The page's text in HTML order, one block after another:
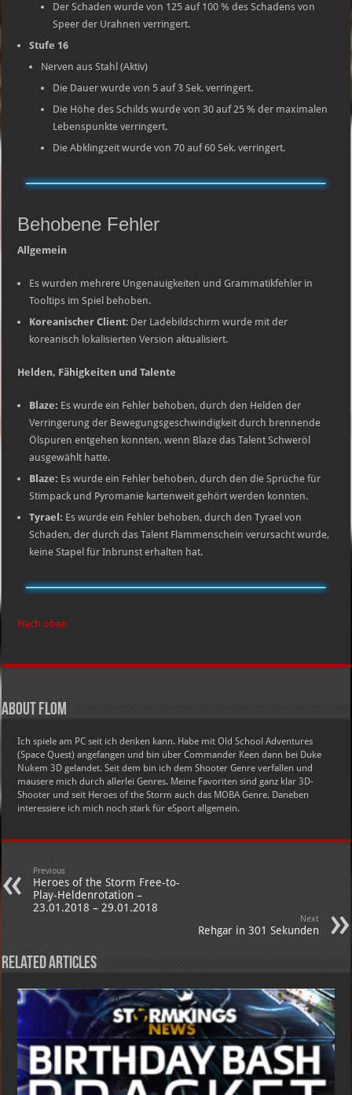
Der Schaden wurde von 125 auf 100 % des Schadens von
Speer der Urahnen verringert.
Stufe 16
Nerven aus Stahl (Aktiv)
Die Dauer wurde von 5 auf 3 Sek. verringert.
Die Höhe des Schilds wurde von 30 auf 25 % der maximalen
Lebenspunkte verringert.
Die Abklingzeit wurde von 70 auf 60 Sek. verringert.
Behobene Fehler
Allgemein
Es wurden mehrere Ungenauigkeiten und Grammatikfehler in
Tooltips im Spiel behoben.
Koreanischer Client: Der Ladebildschirm wurde mit der
koreanisch lokalisierten Version aktualisiert.
Helden, Fähigkeiten und Talente
Blaze: Es wurde ein Fehler behoben, durch den Helden der
Verringerung der Bewegungsgeschwindigkeit durch brennende
Ölspuren entgehen konnten, wenn Blaze das Talent Schweröl
ausgewählt hatte.
Blaze: Es wurde ein Fehler behoben, durch den die Sprüche für
Stimpack und Pyromanie kartenweit gehört werden konnten.
Tyrael: Es wurde ein Fehler behoben, durch den Tyrael von
Schaden, der durch das Talent Flammenschein verursacht wurde,
keine Stapel für Inbrunst erhalten hat.
Nach oben
About Flom
Ich spiele am PC seit ich denken kann. Habe mit Old School Adventures
(Space Quest) angefangen und bin über Commander Keen dann bei Duke
Nukem 3D gelandet. Seit dem bin ich dem Shooter Genre verfallen und
mausere mich durch allerlei Genres. Meine Favoriten sind ganz klar 3D-
Shooter und seit Heroes of the Storm auch das MOBA Genre. Daneben
interessiere ich mich noch stark für eSport allgemein.
Previous
Heroes of the Storm Free-to-
Play-Heldenrotation –
23.01.2018 – 29.01.2018
Next
Rehgar in 301 Sekunden
Related Articles